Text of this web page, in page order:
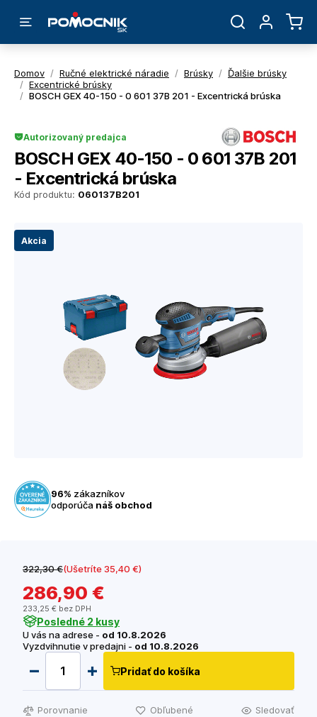
Domov / Ručné elektrické náradie / Brúsky / Ďalšie brúsky
/ Excentrické brúsky
/ BOSCH GEX 40-150 - 0 601 37B 201 - Excentrická brúska
Akcia
Kód produktu: 060137B201
Autorizovaný predajca
BOSCH GEX 40-150 - 0 601 37B 201
- Excentrická brúska
96% zákazníkov
odporúča náš obchod
322,30 €(Ušetríte 35,40 €)
286,90 €
233,25 € bez DPH
Posledné 2 kusy
U vás na adrese - od 10.8.2026
Vyzdvihnutie v predajni - od 10.8.2026
Pridať do košíka
Porovnanie Obľubené Sledovať